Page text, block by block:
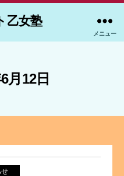
乙女塾
メニュー
月12日
せ